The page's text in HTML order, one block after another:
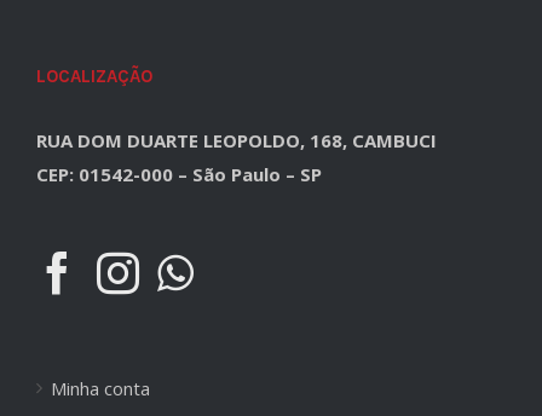
LOCALIZAÇÃO
RUA DOM DUARTE LEOPOLDO, 168, CAMBUCI
CEP: 01542-000 – São Paulo – SP
Minha conta